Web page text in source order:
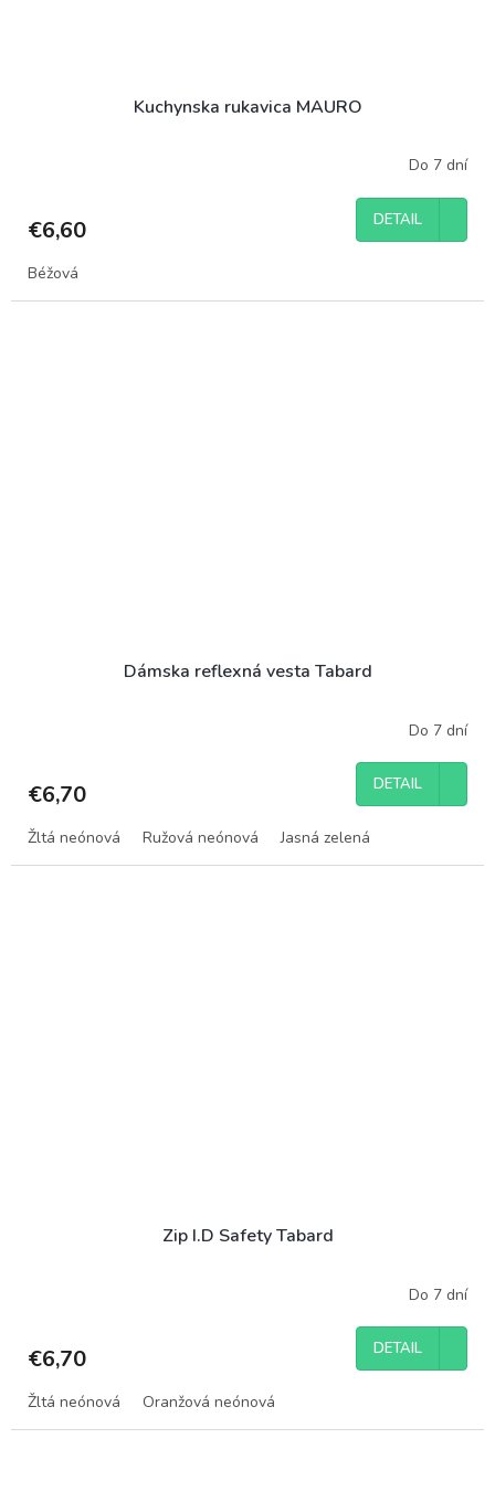
Kuchynska rukavica MAURO
Do 7 dní
€6,60 DETAIL
Béžová
Dámska reflexná vesta Tabard
Do 7 dní
€6,70 DETAIL
Žltá neónová Ružová neónová Jasná zelená
Zip I.D Safety Tabard
Do 7 dní
€6,70 DETAIL
Žltá neónová Oranžová neónová